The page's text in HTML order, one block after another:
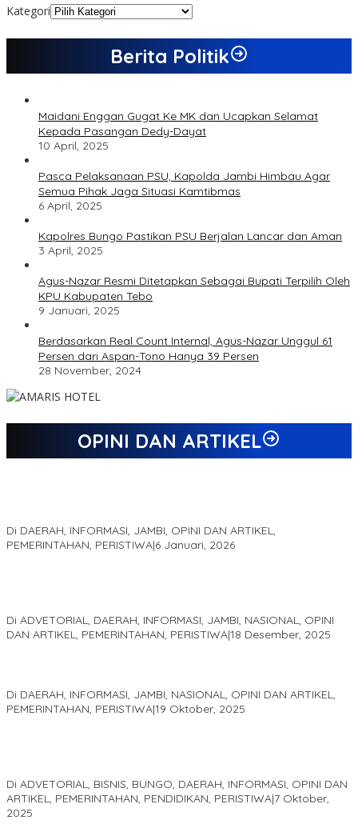
Kategori
Berita Politik
Maidani Enggan Gugat Ke MK dan Ucapkan Selamat
Kepada Pasangan Dedy-Dayat
10 April, 2025
Pasca Pelaksanaan PSU, Kapolda Jambi Himbau Agar
Semua Pihak Jaga Situasi Kamtibmas
6 April, 2025
Kapolres Bungo Pastikan PSU Berjalan Lancar dan Aman
3 April, 2025
Agus-Nazar Resmi Ditetapkan Sebagai Bupati Terpilih Oleh
KPU Kabupaten Tebo
9 Januari, 2025
Berdasarkan Real Count Internal, Agus-Nazar Unggul 61
Persen dari Aspan-Tono Hanya 39 Persen
28 November, 2024
OPINI DAN ARTIKEL
Di DAERAH, INFORMASI, JAMBI, OPINI DAN ARTIKEL,
PEMERINTAHAN, PERISTIWA|6 Januari, 2026
Di ADVETORIAL, DAERAH, INFORMASI, JAMBI, NASIONAL, OPINI
DAN ARTIKEL, PEMERINTAHAN, PERISTIWA|18 Desember, 2025
Di DAERAH, INFORMASI, JAMBI, NASIONAL, OPINI DAN ARTIKEL,
PEMERINTAHAN, PERISTIWA|19 Oktober, 2025
Di ADVETORIAL, BISNIS, BUNGO, DAERAH, INFORMASI, OPINI DAN
ARTIKEL, PEMERINTAHAN, PENDIDIKAN, PERISTIWA|7 Oktober,
2025